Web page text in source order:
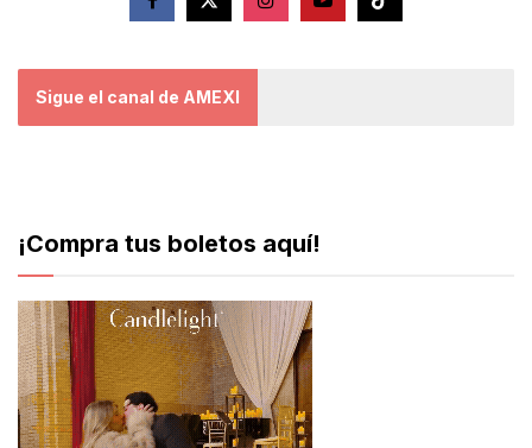
Sigue el canal de AMEXI
¡Compra tus boletos aquí!